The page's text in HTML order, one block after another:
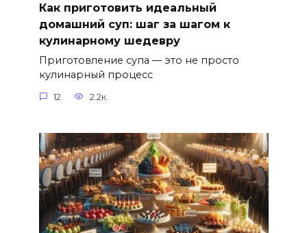
Как приготовить идеальный
домашний суп: шаг за шагом к
кулинарному шедевру
Приготовление супа — это не просто
кулинарный процесс
12 2.2к.